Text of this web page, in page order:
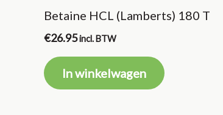
Betaine HCL (Lamberts) 180 T
€26.95incl. BTW
In winkelwagen